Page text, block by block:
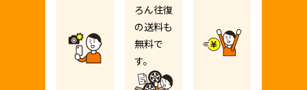
ろん往復
の送料も
無料で
す。